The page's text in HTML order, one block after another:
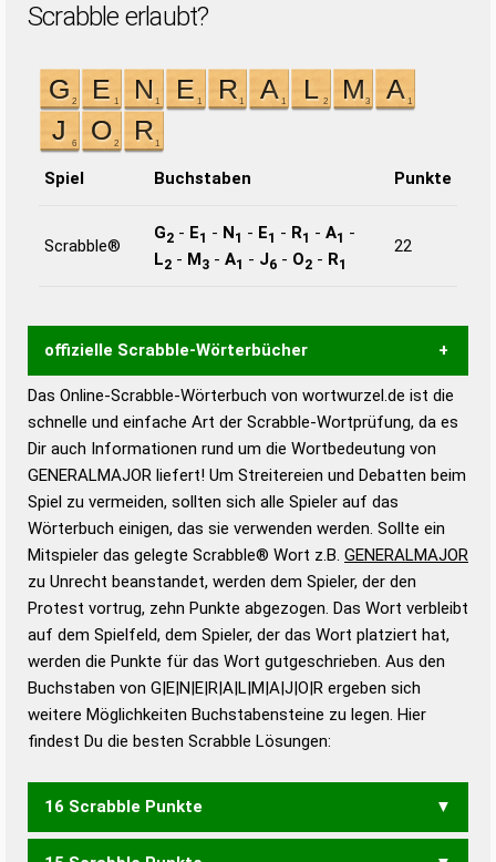
Scrabble erlaubt?
Spiel Buchstaben Punkte
Scrabble®
G2 - E1 - N1 - E1 - R1 - A1 -
L2 - M3 - A1 - J6 - O2 - R1
22
offizielle Scrabble-Wörterbücher
Wortwurzel liefert mit Hilfe eines semantischen
Wortanalyse-Algorithmus gute Anhaltspunkte zu
Wortbedeutung, Worttrennung und Wortform, um die
Gültigkeit eines Wortes für das Scrabble-Spiel zu
bestimmen! zugelassene Turnier Scrabble-
Wörterbücher sind:
Duden – Standardwerk in 12 Bänden
Duden – Richtiges und gutes
Deutsch
Duden – Die deutsche Grammatik
Duden – Deutsches
Universalwörterbuch
Das Online-Scrabble-Wörterbuch von wortwurzel.de ist die
schnelle und einfache Art der Scrabble-Wortprüfung, da es
Dir auch Informationen rund um die Wortbedeutung von
GENERALMAJOR liefert! Um Streitereien und Debatten beim
Spiel zu vermeiden, sollten sich alle Spieler auf das
Wörterbuch einigen, das sie verwenden werden. Sollte ein
Mitspieler das gelegte Scrabble® Wort z.B. GENERALMAJOR
zu Unrecht beanstandet, werden dem Spieler, der den
Protest vortrug, zehn Punkte abgezogen. Das Wort verbleibt
auf dem Spielfeld, dem Spieler, der das Wort platziert hat,
werden die Punkte für das Wort gutgeschrieben. Aus den
Buchstaben von G|E|N|E|R|A|L|M|A|J|O|R ergeben sich
weitere Möglichkeiten Buchstabensteine zu legen. Hier
findest Du die besten Scrabble Lösungen:
16 Scrabble Punkte